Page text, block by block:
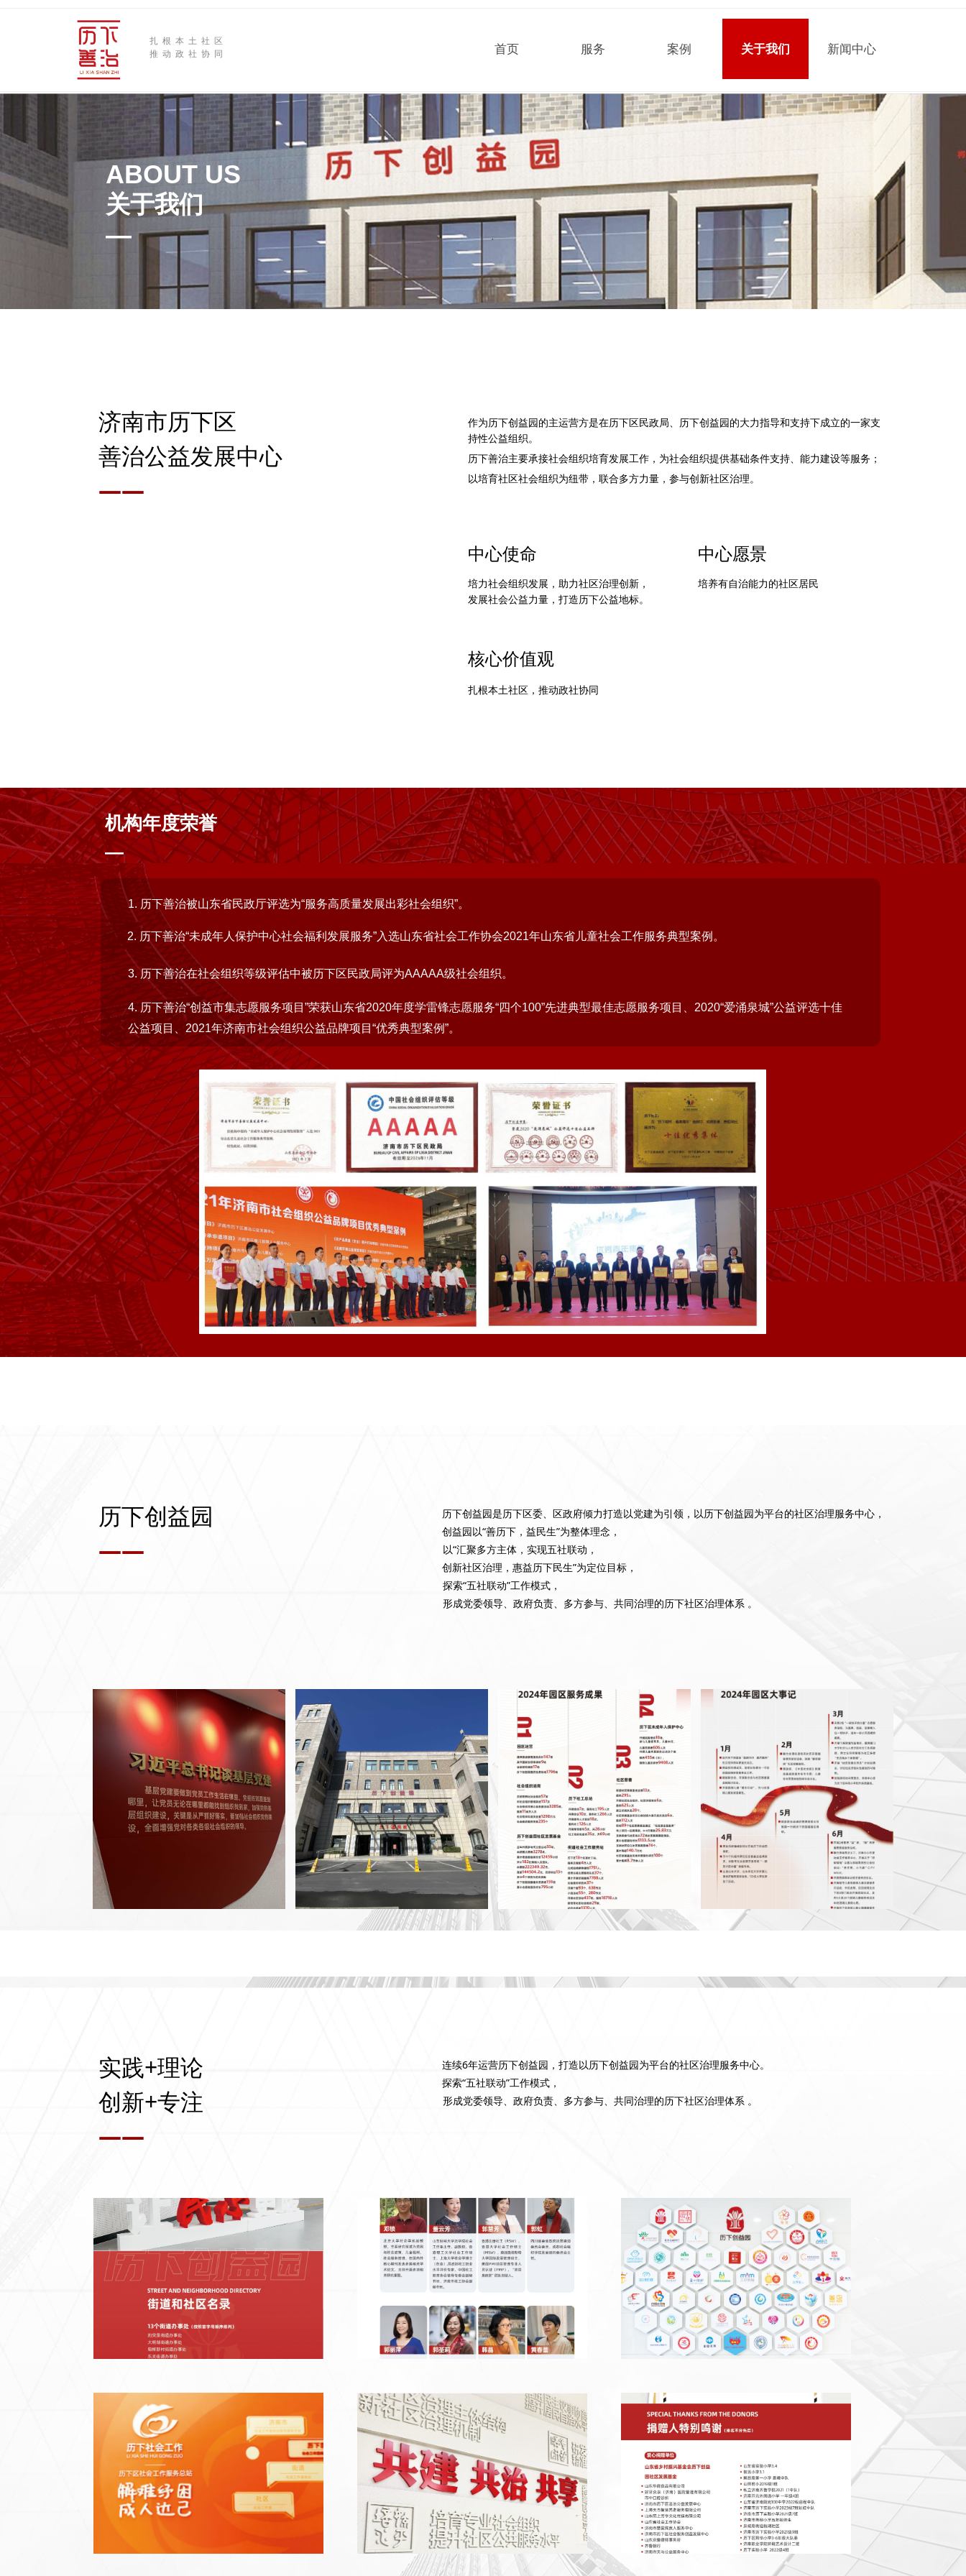
扎根本土社区
推动政社协同
首页 服务 案例 关于我们 新闻中心
ABOUT US
关于我们
—
2. 历下善治“未成年人保护中心社会福利发展服务”入选山东省社会工作协会2021年山东省儿童社会工作服务典型案例。
3. 历下善治在社会组织等级评估中被历下区民政局评为AAAAA级社会组织。
4. 历下善治“创益市集志愿服务项目”荣获山东省2020年度学雷锋志愿服务“四个100”先进典型最佳志愿服务项目、2020“爱涌泉城”公益评选十佳
公益项目、2021年济南市社会组织公益品牌项目“优秀典型案例”。
1. 历下善治被山东省民政厅评选为“服务高质量发展出彩社会组织”。
机构年度荣誉
—
历下创益园
——
历下创益园是历下区委、区政府倾力打造以党建为引领，以历下创益园为平台的社区治理服务中心，
创益园以“善历下，益民生”为整体理念，
以“汇聚多方主体，实现五社联动，
创新社区治理，惠益历下民生”为定位目标，
探索“五社联动”工作模式，
形成党委领导、政府负责、多方参与、共同治理的历下社区治理体系 。
济南市历下区
善治公益发展中心
——
作为历下创益园的主运营方是在历下区民政局、历下创益园的大力指导和支持下成立的一家支
持性公益组织。
以培育社区社会组织为纽带，联合多方力量，参与创新社区治理。
历下善治主要承接社会组织培育发展工作，为社会组织提供基础条件支持、能力建设等服务；
中心使命
培力社会组织发展，助力社区治理创新，
发展社会公益力量，打造历下公益地标。
中心愿景
培养有自治能力的社区居民
核心价值观
扎根本土社区，推动政社协同
实践+理论
创新+专注
——
连续6年运营历下创益园，打造以历下创益园为平台的社区治理服务中心。
探索“五社联动”工作模式，
形成党委领导、政府负责、多方参与、共同治理的历下社区治理体系 。